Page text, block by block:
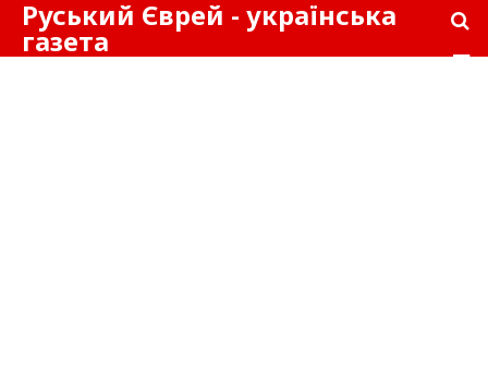
Руський Єврей - українська
газета